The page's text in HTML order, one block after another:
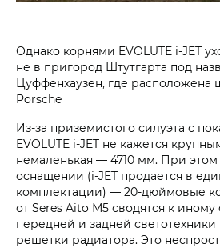
Однако корнями EVOLUTE i‑JET
не в пригород Штутгарта под
Цуффенхаузен, где расположена
Porsche
Из-за приземистого силуэта с
EVOLUTE i‑JET не кажется
немаленькая — 4710 мм. При
оснащении (i‑JET продается в
комплектации) — 20-дюймовые
от Seres Aito М5 сводятся к
передней и задней светотехники
решетки радиатора. Это